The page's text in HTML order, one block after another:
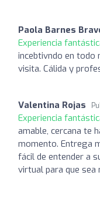
Paola Barnes
Experiencia
incebtivndo en todo
visita. Cálida y
Valentina Rojas
Experiencia
amable, cercana te
momento. Entrega
fácil de entender a
virtual para que sea